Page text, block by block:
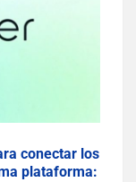
conectar los
plataforma: